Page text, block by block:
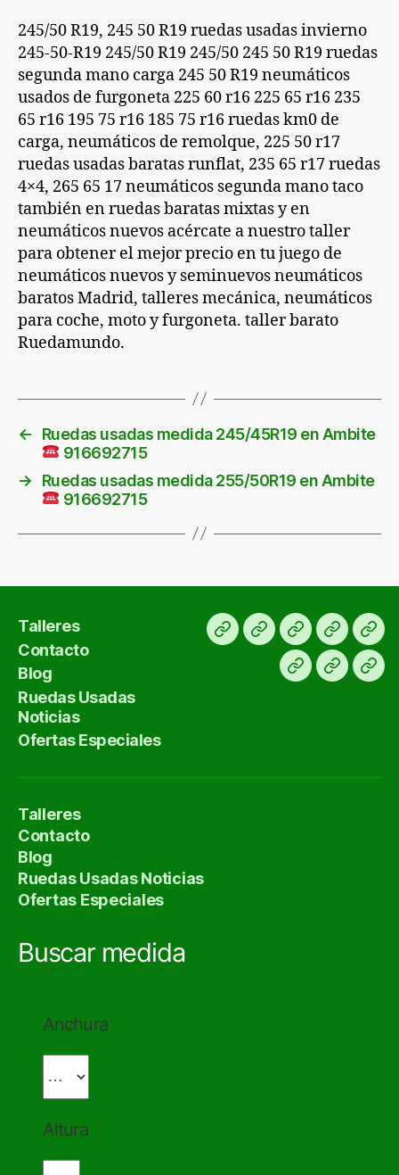
245/50 R19, 245 50 R19 ruedas usadas invierno
245-50-R19 245/50 R19 245/50 245 50 R19 ruedas
segunda mano carga 245 50 R19 neumáticos
usados de furgoneta 225 60 r16 225 65 r16 235
65 r16 195 75 r16 185 75 r16 ruedas km0 de
carga, neumáticos de remolque, 225 50 r17
ruedas usadas baratas runflat, 235 65 r17 ruedas
4×4, 265 65 17 neumáticos segunda mano taco
también en ruedas baratas mixtas y en
neumáticos nuevos acércate a nuestro taller
para obtener el mejor precio en tu juego de
neumáticos nuevos y seminuevos neumáticos
baratos Madrid, talleres mecánica, neumáticos
para coche, moto y furgoneta. taller barato
Ruedamundo.
←
Ruedas usadas medida 245/45R19 en Ambite
916692715
→
Ruedas usadas medida 255/50R19 en Ambite
916692715
Talleres
Contacto
Blog
Ruedas Usadas
Noticias
Ofertas Especiales
InicioOfertas
ruedas
usadas
KM
0
Para
exportar
BlogContacto
Talleres
Contacto
Blog
Ruedas Usadas Noticias
Ofertas Especiales
Buscar medida
Anchura
Altura